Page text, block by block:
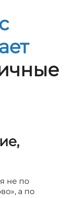
не по
а по